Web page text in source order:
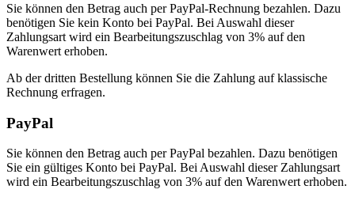
Sie können den Betrag auch per PayPal-Rechnung bezahlen. Dazu
benötigen Sie kein Konto bei PayPal. Bei Auswahl dieser
Zahlungsart wird ein Bearbeitungszuschlag von 3% auf den
Warenwert erhoben.
Ab der dritten Bestellung können Sie die Zahlung auf klassische
Rechnung erfragen.
PayPal
Sie können den Betrag auch per PayPal bezahlen. Dazu benötigen
Sie ein gültiges Konto bei PayPal. Bei Auswahl dieser Zahlungsart
wird ein Bearbeitungszuschlag von 3% auf den Warenwert erhoben.